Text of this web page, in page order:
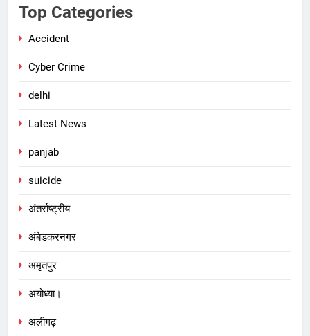
Top Categories
Accident
Cyber Crime
delhi
Latest News
panjab
suicide
अंतर्राष्ट्रीय
अंबेडकरनगर
अमृतपुर
अयोध्या।
अलीगढ़